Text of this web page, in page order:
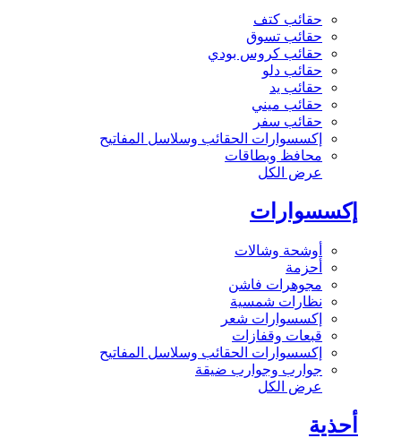
حقائب كتف
حقائب تسوق
حقائب كروس بودي
حقائب دلو
حقائب يد
حقائب ميني
حقائب سفر
إكسسوارات الحقائب وسلاسل المفاتيح
محافظ وبطاقات
عرض الكل
إكسسوارات
أوشحة وشالات
أحزمة
مجوهرات فاشن
نظارات شمسية
إكسسوارات شعر
قبعات وقفازات
إكسسوارات الحقائب وسلاسل المفاتيح
جوارب وجوارب ضيقة
عرض الكل
أحذية